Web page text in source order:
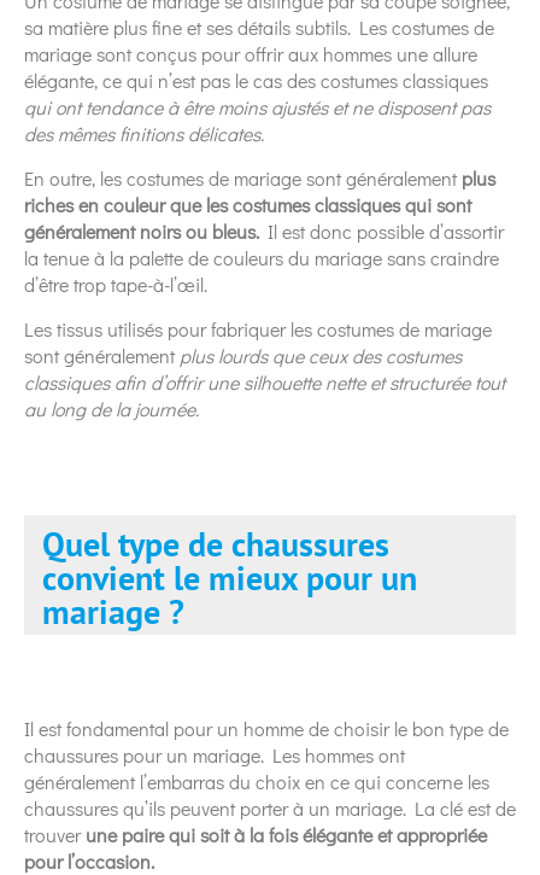
sa matière plus fine et ses détails subtils. Les costumes de
mariage sont conçus pour offrir aux hommes une allure
élégante, ce qui n’est pas le cas des costumes classiques
qui ont tendance à être moins ajustés et ne disposent pas
des mêmes finitions délicates.
En outre, les costumes de mariage sont généralementplus
riches en couleur que les costumes classiques qui sont
généralement noirs ou bleus. Il est donc possible d’assortir
la tenue à la palette de couleurs du mariage sans craindre
d’être trop tape-à-l’œil.
Les tissus utilisés pour fabriquer les costumes de mariage
sont généralementplus lourds que ceux des costumes
classiques afin d’offrir une silhouette nette et structurée tout
au long de la journée.
Quel type de chaussures
convient le mieux pour un
mariage ?
Il est fondamental pour un homme de choisir le bon type de
chaussures pour un mariage. Les hommes ont
généralement l’embarras du choix en ce qui concerne les
chaussures qu’ils peuvent porter à un mariage. La clé est de
trouverune paire qui soit à la fois élégante et appropriée
pour l’occasion.